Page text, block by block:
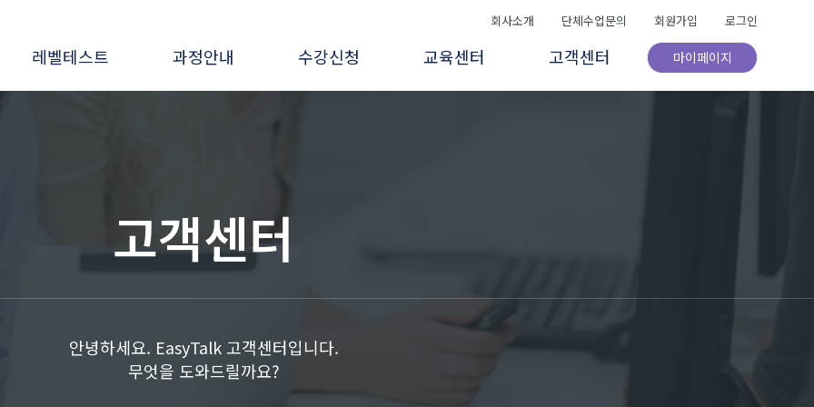
레벨테스트 과정안내 수강신청 교육센터 고객센터 마이페이지
회사소개 단체수업문의 회원가입 로그인
고객센터
안녕하세요. EasyTalk 고객센터입니다.
무엇을 도와드릴까요?